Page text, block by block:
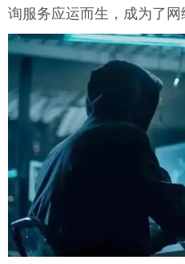
询服务应运而生，成为了网